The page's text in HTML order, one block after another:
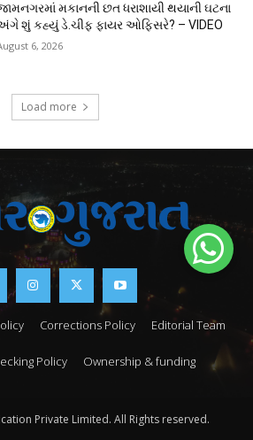
મકાનની છત ધરાશાયી થયાની ઘટના
શું કહ્યું ડે.ચીફ ફાયર ઓફિસરે? – VIDEO
6, 2026
Load more
Corrections Policy Editorial Team
Policy Ownership & funding
Private Limited. All Rights reserved.